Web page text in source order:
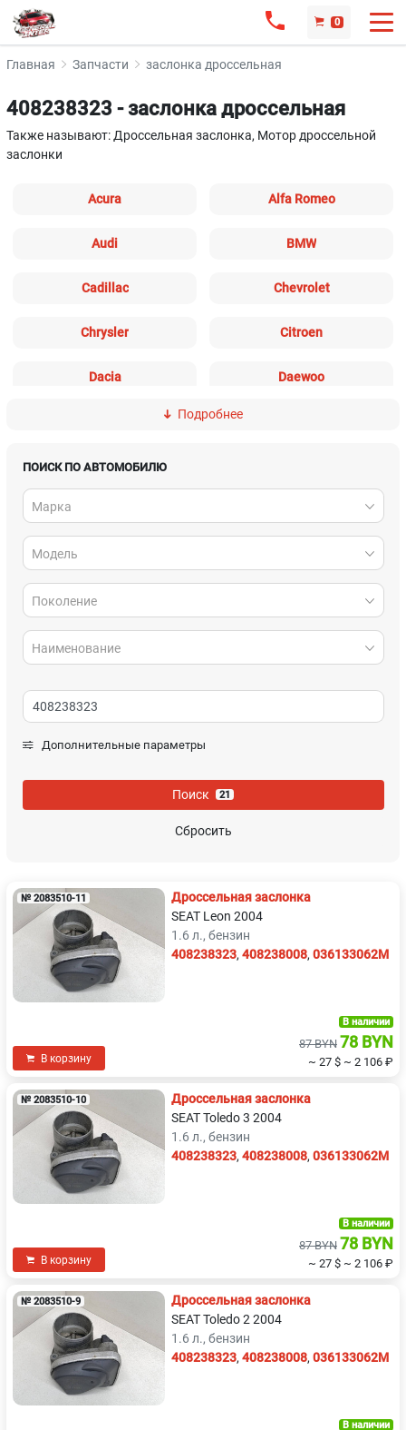
0
Главная Запчасти заслонка дроссельная
408238323 - заслонка дроссельная
Также называют: Дроссельная заслонка, Мотор дроссельной
заслонки
Acura Alfa Romeo
Audi BMW
Cadillac Chevrolet
Chrysler Citroen
Dacia Daewoo
Dodge
Infiniti
Jaguar
Kia Lada
Lexus MAN
Opel
Pontiac Proton
Renault
Saab SEAT
Skoda
Subaru
Toyota
Подробнее
ПОИСК ПО АВТОМОБИЛЮ
Марка
Модель
Поколение
Наименование
Дополнительные параметры
Поиск 21
Сбросить
№ 2083510-11
Дроссельная заслонка
SEAT Leon 2004
1.6 л., бензин
408238323, 408238008, 036133062M
В корзину
В наличии
87 BYN 78 BYN
~ 27 $ ~ 2 106 ₽
№ 2083510-10
Дроссельная заслонка
SEAT Toledo 3 2004
1.6 л., бензин
408238323, 408238008, 036133062M
В корзину
В наличии
87 BYN 78 BYN
~ 27 $ ~ 2 106 ₽
№ 2083510-9
Дроссельная заслонка
SEAT Toledo 2 2004
1.6 л., бензин
408238323, 408238008, 036133062M
В наличии